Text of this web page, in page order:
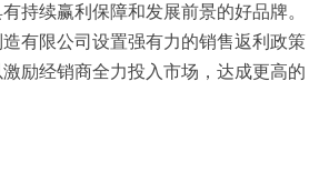
持续赢利保障和发展前景的好品牌。
有限公司设置强有力的销售返利政策
励经销商全力投入市场，达成更高的